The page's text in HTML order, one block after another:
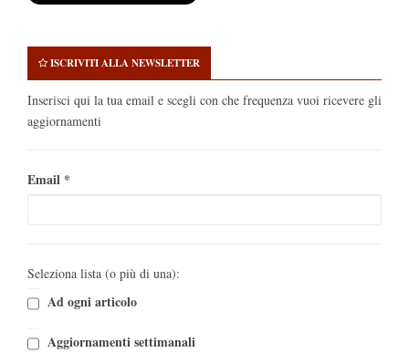
ISCRIVITI ALLA NEWSLETTER
Inserisci qui la tua email e scegli con che frequenza vuoi ricevere gli
aggiornamenti
Email *
Seleziona lista (o più di una):
Ad ogni articolo
Aggiornamenti settimanali